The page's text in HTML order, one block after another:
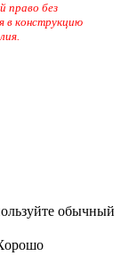
право без
в конструкцию
обычный